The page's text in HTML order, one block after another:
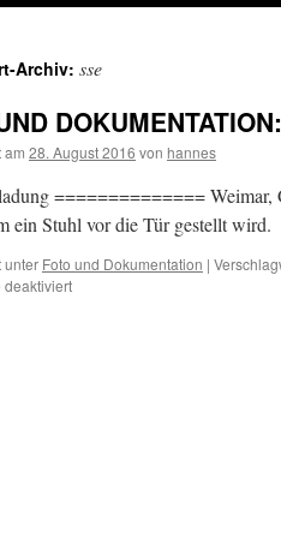
Archiv: sse
DOKUMENTATION:
am 28. August 2016 von hannes
============== Weimar,
ein Stuhl vor die Tür gestellt wird.
unter Foto und Dokumentation |
deaktiviertfür